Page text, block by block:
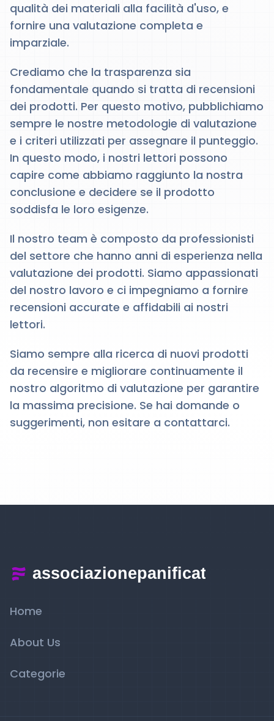
qualità dei materiali alla facilità d'uso, e
fornire una valutazione completa e
imparziale.
Crediamo che la trasparenza sia
fondamentale quando si tratta di recensioni
dei prodotti. Per questo motivo, pubblichiamo
sempre le nostre metodologie di valutazione
e i criteri utilizzati per assegnare il punteggio.
In questo modo, i nostri lettori possono
capire come abbiamo raggiunto la nostra
conclusione e decidere se il prodotto
soddisfa le loro esigenze.
Il nostro team è composto da professionisti
del settore che hanno anni di esperienza nella
valutazione dei prodotti. Siamo appassionati
del nostro lavoro e ci impegniamo a fornire
recensioni accurate e affidabili ai nostri
lettori.
Siamo sempre alla ricerca di nuovi prodotti
da recensire e migliorare continuamente il
nostro algoritmo di valutazione per garantire
la massima precisione. Se hai domande o
suggerimenti, non esitare a contattarci.
Home
About Us
Categorie